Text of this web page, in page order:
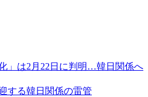
」は2月22日に判明…韓日関係へ
する韓日関係の雷管